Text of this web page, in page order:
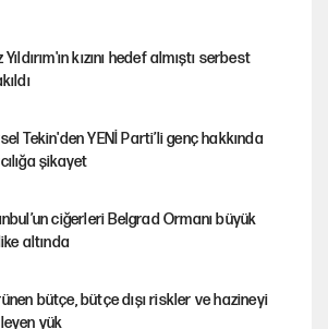
Yıldırım'ın kızını hedef almıştı serbest
Tekin'den YENİ Parti’li genç hakkında
şikayet
ciğerleri Belgrad Ormanı büyük
altında
bütçe, bütçe dışı riskler ve hazineyi
yük